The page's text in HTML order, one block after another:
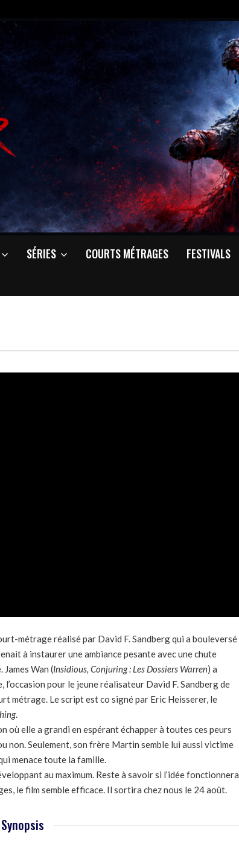
SÉRIES COURTS MÉTRAGES FESTIVALS
métrage réalisé par David F.Sandbergqui a bouleversé
à instaurer une ambiance pesante avec une chute
James Wan (Insidious, Conjuring: Les Dossiers Warren) a
l’occasion pour le jeune réalisateur David F.Sandbergde
métrage. Le script estco signé par Eric Heisserer, le
.
où elle a grandi en espérant échapper à toutes ces peurs
non.Seulement, son frère Martin semble lui aussi victime
menace toute la famille.
au maximum. Reste à savoir si l’idée fonctionnera
lefilm semble efficace. Il sortira chez nous le 24 août.
Synopsis